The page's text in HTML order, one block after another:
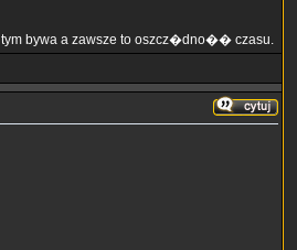
bywa a zawsze to oszcz�dno�� czasu.